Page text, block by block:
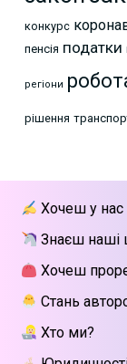
конкурс
пенсія податки
регіони
рішення
Хочеш у нас
Знаєш наші
Хочеш
Стань
Хто ми?